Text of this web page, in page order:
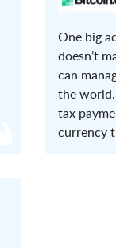
One big
doesn’t
can
the
tax
currency